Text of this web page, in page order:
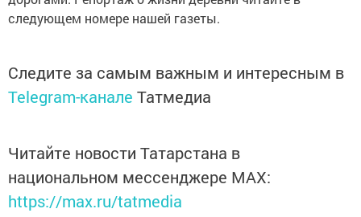
следующем номере нашей газеты.
Следите за самым важным и интересным в
Telegram-канале Татмедиа
Читайте новости Татарстана в
национальном мессенджере MАХ:
https://max.ru/tatmedia